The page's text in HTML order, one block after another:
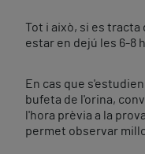
Tot i això, si es tracta
estar en dejú les 6-8
En cas que
bufeta de l'orina,
l'hora prèvia a la
permet observar